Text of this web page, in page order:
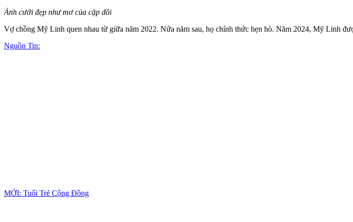
Ảnh cưới đẹp như mơ của cặp đôi
Vợ chồng Mỹ Linh quen nhau từ giữa năm 2022. Nửa năm sau, họ chính thức hẹn hò. Năm 2024, Mỹ Linh
Nguồn Tin:
MỚI: Tuổi Trẻ Cộng Đồng